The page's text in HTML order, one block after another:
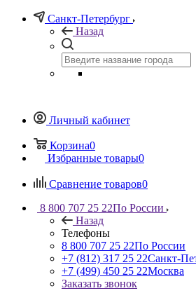
Санкт-Петербург
Назад
Личный кабинет
Корзина0
Избранные товары0
Сравнение товаров0
8 800 707 25 22По России
Назад
Телефоны
8 800 707 25 22По России
+7 (812) 317 25 22Санкт-
+7 (499) 450 25 22Москва
Заказать звонок